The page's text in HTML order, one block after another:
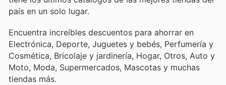
país en un solo lugar.
Encuentra increíbles descuentos para ahorrar en
Electrónica, Deporte, Juguetes y bebés, Perfumería y
Cosmética, Bricolaje y jardinería, Hogar, Otros, Auto y
Moto, Moda, Supermercados, Mascotas y muchas
tiendas más.